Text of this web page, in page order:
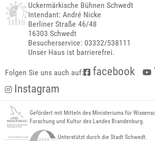
Uckermärkische Bühnen Schwedt
Intendant: André Nicke
Berliner Straße 46/48
16303 Schwedt
Besucherservice: 03332/538111
Unser Haus ist barrierefrei.
Folgen Sie uns auch auf: facebook
Instagram
Gefördert mit Mitteln des Ministeriums für
Forschung und Kultur des Landes Brandenburg.
Unterstützt durch die Stadt Schwedt.